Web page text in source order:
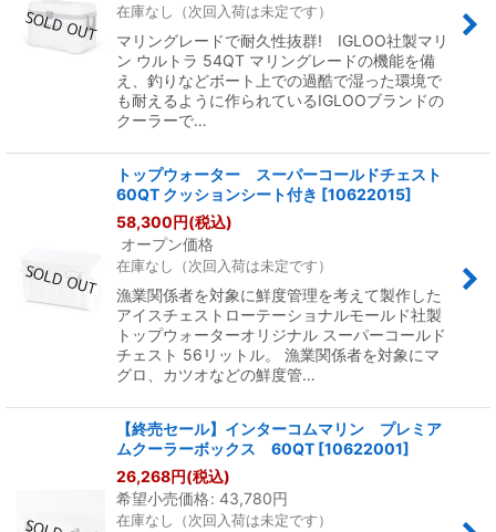
在庫なし（次回入荷は未定です）
マリングレードで耐久性抜群! IGLOO社製マリ
ン ウルトラ 54QT マリングレードの機能を備
え、釣りなどボート上での過酷で湿った環境で
も耐えるように作られているIGLOOブランドの
クーラーで…
トップウォーター スーパーコールドチェスト
60QT クッションシート付き [10622015]
58,300円(税込)
オープン価格
在庫なし（次回入荷は未定です）
漁業関係者を対象に鮮度管理を考えて製作した
アイスチェストローテーショナルモールド社製
トップウォーターオリジナル スーパーコールド
チェスト 56リットル。 漁業関係者を対象にマ
グロ、カツオなどの鮮度管…
【終売セール】インターコムマリン プレミア
ムクーラーボックス 60QT [10622001]
26,268円(税込)
希望小売価格: 43,780円
在庫なし（次回入荷は未定です）